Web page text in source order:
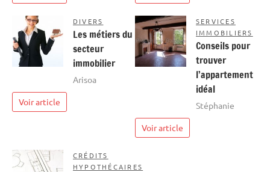
DIVERS
Les métiers du
secteur
immobilier
Arisoa
Voir article
SERVICES
IMMOBILIERS
Conseils pour
trouver
l’appartement
idéal
Stéphanie
Voir article
CRÉDITS
HYPOTHÉCAIRES